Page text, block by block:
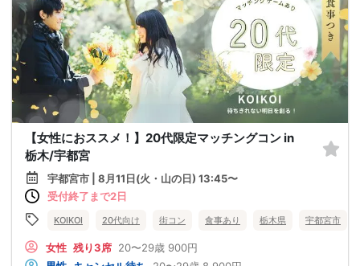
【女性におススメ！】20代限定マッチングコン in
栃木/宇都宮
宇都宮市 | 8月11日(火・山の日) 13:45〜
受付終了まで2日
KOIKOI 20代向け 街コン 食事あり 栃木県 宇都宮市
女性 残り3席 20〜29歳 900円